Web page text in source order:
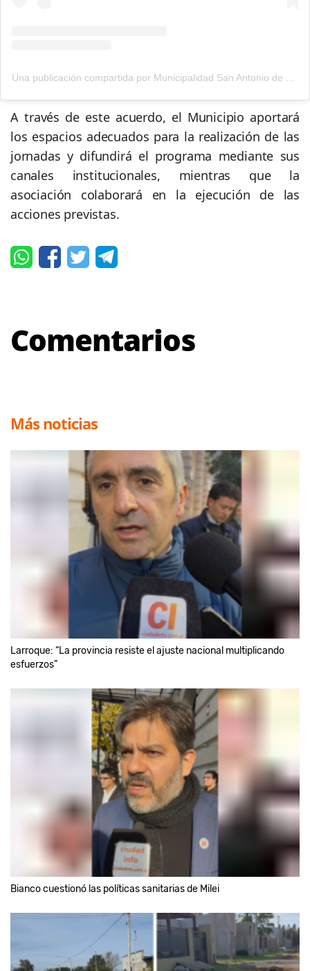
Una publicación compartida por Municipalidad San Antonio de Areco (@municipioareco)
A través de este acuerdo, el Municipio aportará
los espacios adecuados para la realización de las
jornadas y difundirá el programa mediante sus
canales institucionales, mientras que la
asociación colaborará en la ejecución de las
acciones previstas.
Comentarios
Más noticias
Larroque: “La provincia resiste el ajuste nacional multiplicando
esfuerzos”
Bianco cuestionó las políticas sanitarias de Milei